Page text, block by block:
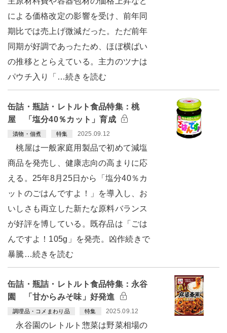
による価格改定の影響を受け、前年同
期比では売上げ微減だった。ただ前年
同期が好調であったため、ほぼ横ばい
の推移ととらえている。主力のツナは
パウチ入り「…続きを読む
缶詰・瓶詰・レトルト食品特集：桃
屋 「塩分40％カット」育成
漬物・佃煮 特集 2025.09.12
桃屋は一般家庭用製品で初めて減塩
商品を発売し、健康志向の高まりに応
える。25年8月25日から「塩分40％カ
ットのごはんですよ！」を導入し、お
いしさも両立した新たな原料バランス
が好評を博している。既存品は「ごは
んですよ！105g」を発売。凶作続きで
暴騰…続きを読む
缶詰・瓶詰・レトルト食品特集：永谷
園 「甘からみそ味」好発進
調理品・コメまわり品 特集 2025.09.12
永谷園のレトルト惣菜は野菜相場の